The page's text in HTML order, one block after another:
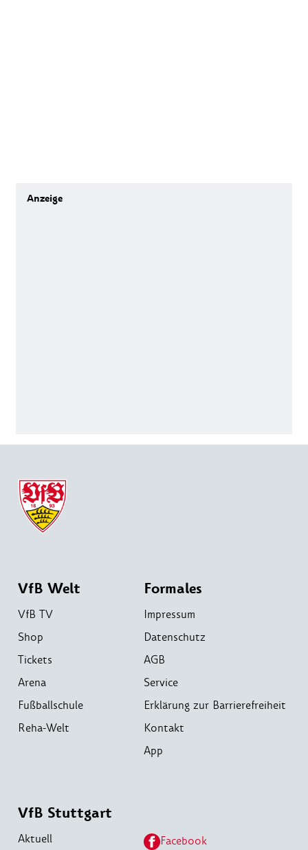
VfB Welt
VfB TV
Shop
Tickets
Arena
Fußballschule
Reha-Welt
Formales
Impressum
Datenschutz
AGB
Service
Erklärung zur Barrierefreiheit
Kontakt
App
VfB Stuttgart
Aktuell Facebook